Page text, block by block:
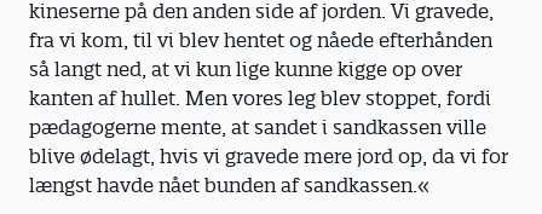
kineserne på den anden side af jorden. Vi gravede,
fra vi kom, til vi blev hentet og nåede efterhånden
så langt ned, at vi kun lige kunne kigge op over
kanten af hullet. Men vores leg blev stoppet, fordi
pædagogerne mente, at sandet i sandkassen ville
blive ødelagt, hvis vi gravede mere jord op, da vi for
længst havde nået bunden af sandkassen.«